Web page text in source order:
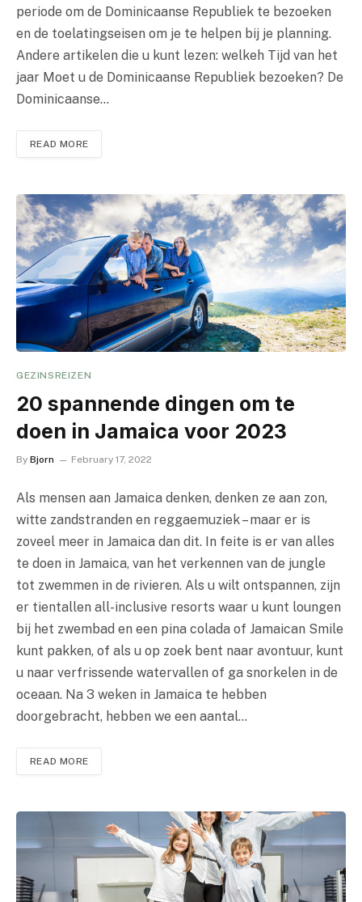
periode om de Dominicaanse Republiek te bezoeken
en de toelatingseisen om je te helpen bij je planning.
Andere artikelen die u kunt lezen: welkeh Tijd van het
jaar Moet u de Dominicaanse Republiek bezoeken? De
Dominicaanse…
READ MORE
GEZINSREIZEN
20 spannende dingen om te
doen in Jamaica voor 2023
By Bjorn February 17, 2022
Als mensen aan Jamaica denken, denken ze aan zon,
witte zandstranden en reggaemuziek – maar er is
zoveel meer in Jamaica dan dit. In feite is er van alles
te doen in Jamaica, van het verkennen van de jungle
tot zwemmen in de rivieren. Als u wilt ontspannen, zijn
er tientallen all-inclusive resorts waar u kunt loungen
bij het zwembad en een pina colada of Jamaican Smile
kunt pakken, of als u op zoek bent naar avontuur, kunt
u naar verfrissende watervallen of ga snorkelen in de
oceaan. Na 3 weken in Jamaica te hebben
doorgebracht, hebben we een aantal…
READ MORE